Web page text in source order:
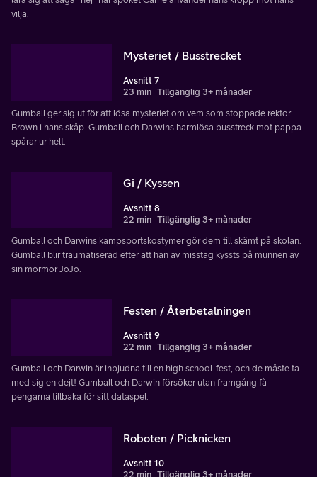
vilja.
Mysteriet / Busstrecket
Avsnitt 7
23 min Tillgänglig 3+ månader
Gumball ger sig ut för att lösa mysteriet om vem som stoppade rektor
Brown i hans skåp. Gumball och Darwins harmlösa busstreck mot pappa
spårar ur helt.
Gi / Kyssen
Avsnitt 8
22 min Tillgänglig 3+ månader
Gumball och Darwins kampsportskostymer gör dem till skämt på skolan.
Gumball blir traumatiserad efter att han av misstag kyssts på munnen av
sin mormor JoJo.
Festen / Återbetalningen
Avsnitt 9
22 min Tillgänglig 3+ månader
Gumball och Darwin är inbjudna till en high school-fest, och de måste ta
med sig en dejt! Gumball och Darwin försöker utan framgång få
pengarna tillbaka för sitt dataspel.
Roboten / Picknicken
Avsnitt 10
22 min Tillgänglig 3+ månader